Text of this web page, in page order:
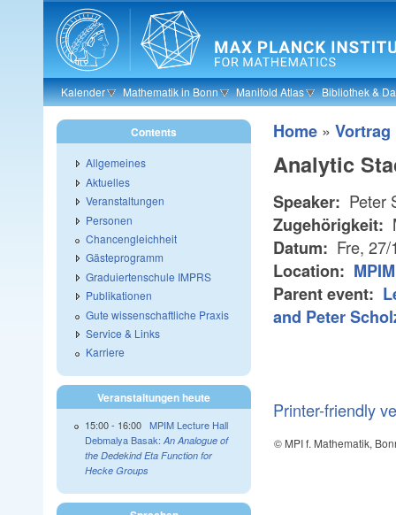
Skip to main content
Kalender Mathematik in Bonn Manifold Atlas Bibliothek &
Home » Vortrag
Analytic
Speaker: Peter
Zugehörigkeit:
Datum: Fre,
Location:
Parent event:
and Peter
Printer-friendly
© MPI f. Mathematik,
Contents
Allgemeines
Aktuelles
Veranstaltungen
Personen
Chancengleichheit
Gästeprogramm
Graduiertenschule IMPRS
Publikationen
Gute wissenschaftliche Praxis
Service & Links
Karriere
Veranstaltungen heute
15:00- 16:00 MPIM Lecture Hall
Debmalya Basak: An Analogue of
the Dedekind Eta Function for
Hecke Groups